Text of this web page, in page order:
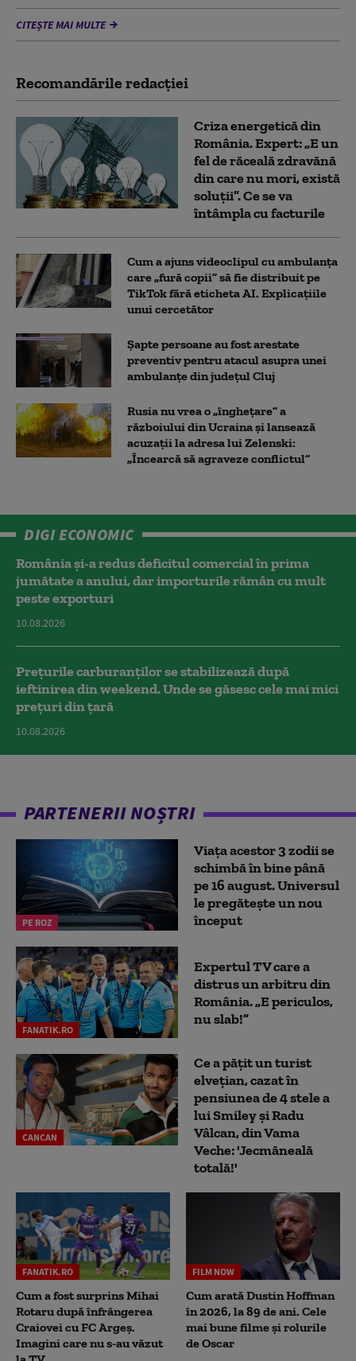
CITEȘTE MAI MULTE
Recomandările redacţiei
Criza energetică din
România. Expert: „E un
fel de răceală zdravănă
din care nu mori, există
soluții”. Ce se va
întâmpla cu facturile
Cum a ajuns videoclipul cu ambulanța
care „fură copii” să fie distribuit pe
TikTok fără eticheta AI. Explicațiile
unui cercetător
Șapte persoane au fost arestate
preventiv pentru atacul asupra unei
ambulanțe din județul Cluj
Rusia nu vrea o „înghețare” a
războiului din Ucraina și lansează
acuzații la adresa lui Zelenski:
„Încearcă să agraveze conflictul”
DIGI ECONOMIC
România și-a redus deficitul comercial în prima
jumătate a anului, dar importurile rămân cu mult
peste exporturi
10.08.2026
Prețurile carburanților se stabilizează după
ieftinirea din weekend. Unde se găsesc cele mai mici
prețuri din țară
10.08.2026
PARTENERII NOȘTRI
PE ROZ
Viața acestor 3 zodii se
schimbă în bine până
pe 16 august. Universul
le pregătește un nou
început
FANATIK.RO
Expertul TV care a
distrus un arbitru din
România. „E periculos,
nu slab!”
CANCAN
Ce a pățit un turist
elvețian, cazat în
pensiunea de 4 stele a
lui Smiley și Radu
Vâlcan, din Vama
Veche: 'Jecmăneală
totală!'
FANATIK.RO
Cum a fost surprins Mihai
Rotaru după înfrângerea
Craiovei cu FC Argeș.
Imagini care nu s-au văzut
FILM NOW
Cum arată Dustin Hoffman
în 2026, la 89 de ani. Cele
mai bune filme și rolurile
de Oscar